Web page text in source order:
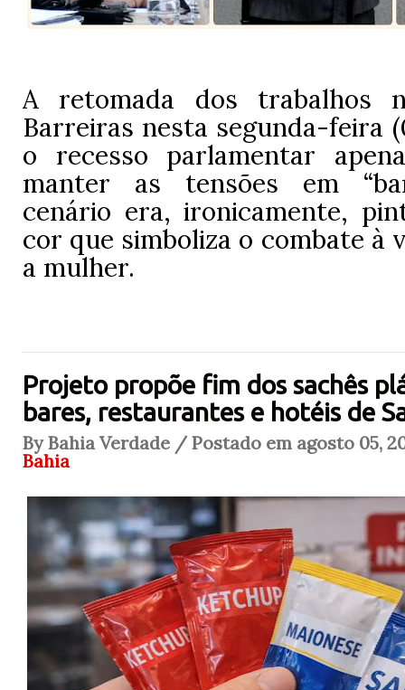
A retomada dos trabalhos
Barreiras nesta segunda-feira
o recesso parlamentar
manter as tensões em
cenário era, ironicamente,
cor que simboliza o combate à
a mulher.
Projeto propõe fim dos sachês
bares, restaurantes e hotéis de
By Bahia Verdade / Postado em agosto 05,
Bahia